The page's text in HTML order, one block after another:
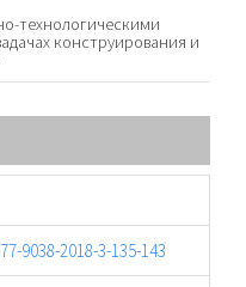
технологическими
конструирования и
9038-2018-3-135-143